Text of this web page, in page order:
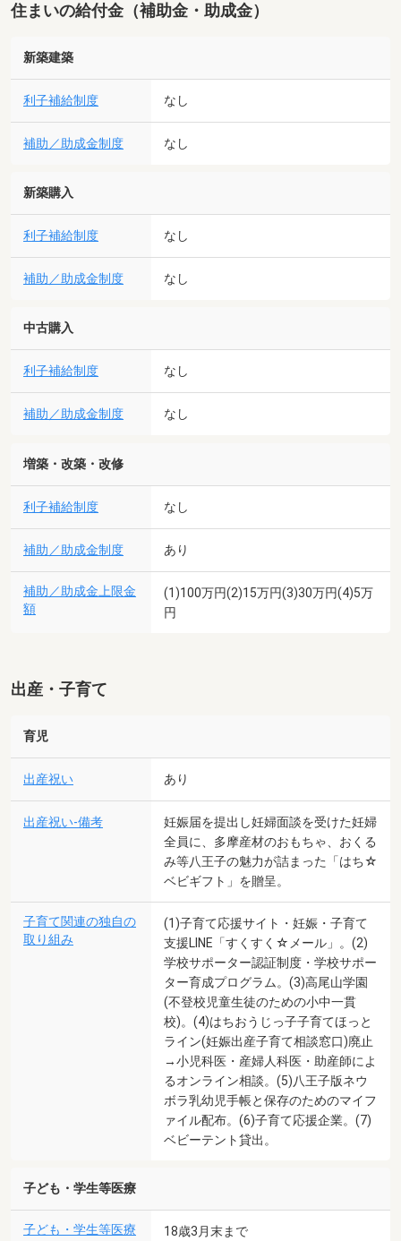
住まいの給付金（補助金・助成金）
新築建築
利子補給制度 なし
補助／助成金制度 なし
新築購入
利子補給制度 なし
補助／助成金制度 なし
中古購入
利子補給制度 なし
補助／助成金制度 なし
増築・改築・改修
利子補給制度 なし
補助／助成金制度 あり
補助／助成金上限金
額
(1)100万円(2)15万円(3)30万円(4)5万
円
出産・子育て
育児
出産祝い あり
出産祝い-備考
妊娠届を提出し妊婦面談を受けた妊婦
全員に、多摩産材のおもちゃ、おくる
み等八王子の魅力が詰まった「はち☆
ベビギフト」を贈呈。
子育て関連の独自の
取り組み
(1)子育て応援サイト・妊娠・子育て
支援LINE「すくすく☆メール」。(2)
学校サポーター認証制度・学校サポー
ター育成プログラム。(3)高尾山学園
(不登校児童生徒のための小中一貫
校)。(4)はちおうじっ子子育てほっと
ライン(妊娠出産子育て相談窓口)廃止
→小児科医・産婦人科医・助産師によ
るオンライン相談。(5)八王子版ネウ
ボラ乳幼児手帳と保存のためのマイフ
ァイル配布。(6)子育て応援企業。(7)
ベビーテント貸出。
子ども・学生等医療
子ども・学生等医療
18歳3月末まで